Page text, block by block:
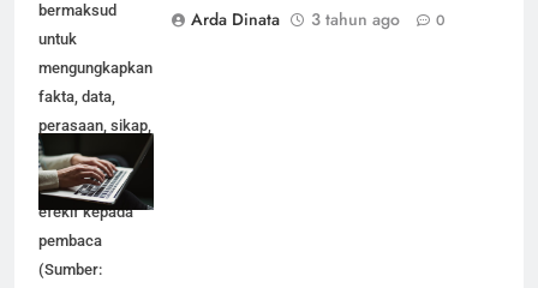
bermaksud
untuk
mengungkapkan
fakta, data,
perasaan, sikap,
isi hati dan
pikiran secara
efekif kepada
pembaca
(Sumber:
Arda Dinata
3 tahun ago 0